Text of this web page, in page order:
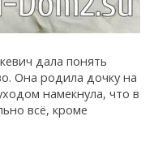
дала понять
Она родила дочку на
намекнула, что в
всё, кроме